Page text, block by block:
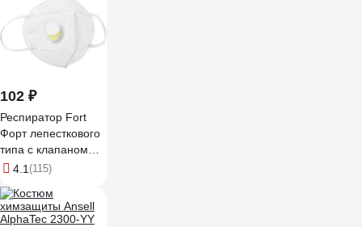
102 ₽
Респиратор Fort
Форт лепесткового
типа с клапаном
выдоха KN95 FFP2
4.1 (115)